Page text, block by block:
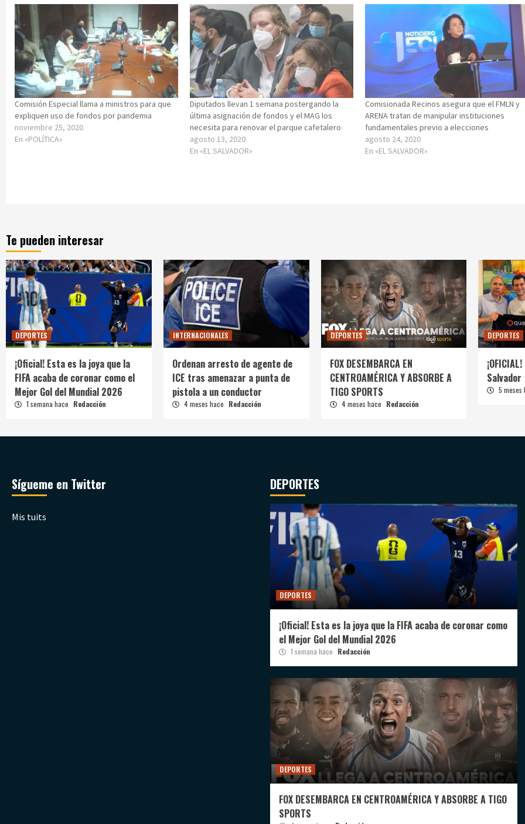
Comisión Especial llama a ministros para que
expliquen uso de fondos por pandemia
noviembre 25, 2020
En «POLÍTICA»
Diputados llevan 1 semana postergando la
última asignación de fondos y el MAG los
necesita para renovar el parque cafetalero
agosto 13, 2020
En «EL SALVADOR»
Comisionada Recinos asegura que el FMLN y
ARENA tratan de manipular instituciones
fundamentales previo a elecciones
agosto 24, 2020
En «EL SALVADOR»
Te pueden interesar
DEPORTES
¡Oficial! Esta es la joya que la
FIFA acaba de coronar como el
Mejor Gol del Mundial 2026
1 semana hace Redacción
INTERNACIONALES
Ordenan arresto de agente de
ICE tras amenazar a punta de
pistola a un conductor
4 meses hace Redacción
DEPORTES
FOX DESEMBARCA EN
CENTROAMÉRICA Y ABSORBE A
TIGO SPORTS
4 meses hace Redacción
DEPORTES
Salvador
5
Sígueme en Twitter
Mis tuits
DEPORTES
DEPORTES
¡Oficial! Esta es la joya que la FIFA acaba de coronar como
el Mejor Gol del Mundial 2026
1 semana hace Redacción
DEPORTES
FOX DESEMBARCA EN CENTROAMÉRICA Y ABSORBE A TIGO
SPORTS